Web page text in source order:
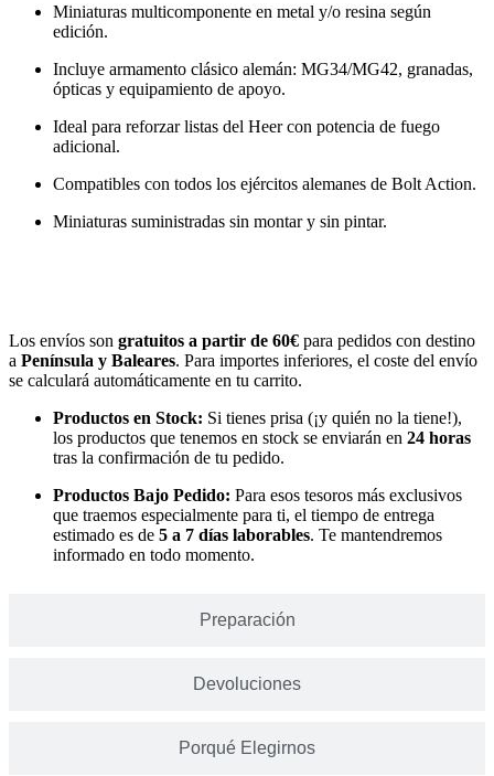
Miniaturas multicomponente en metal y/o resina según
edición.
Incluye armamento clásico alemán: MG34/MG42, granadas,
ópticas y equipamiento de apoyo.
Ideal para reforzar listas del Heer con potencia de fuego
adicional.
Compatibles con todos los ejércitos alemanes de Bolt Action.
Miniaturas suministradas sin montar y sin pintar.
Preparación
Devoluciones
Porqué Elegirnos
Los envíos son gratuitos a partir de 60€ para pedidos con destino
a Península y Baleares. Para importes inferiores, el coste del envío
se calculará automáticamente en tu carrito.
Productos en Stock: Si tienes prisa (¡y quién no la tiene!),
los productos que tenemos en stock se enviarán en 24 horas
tras la confirmación de tu pedido.
Productos Bajo Pedido: Para esos tesoros más exclusivos
que traemos especialmente para ti, el tiempo de entrega
estimado es de 5 a 7 días laborables. Te mantendremos
informado en todo momento.